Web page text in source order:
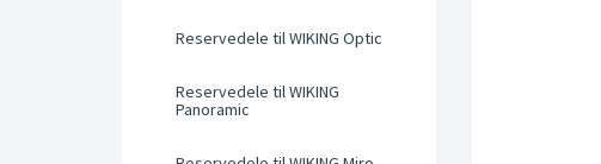
Reservedele til WIKING Optic
Reservedele til WIKING
Panoramic